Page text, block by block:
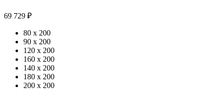
69 729 ₽
80 x 200
90 x 200
120 x 200
160 x 200
140 x 200
180 x 200
200 x 200